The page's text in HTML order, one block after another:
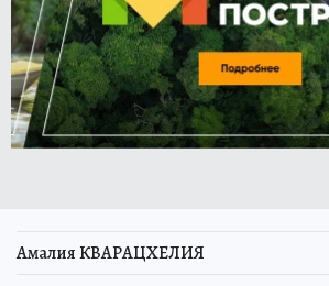
Амалия КВАРАЦХЕЛИЯ